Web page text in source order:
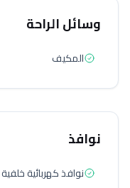
وسائل الراحة
المكيف
نوافذ
نوافذ كهربائية خلفية